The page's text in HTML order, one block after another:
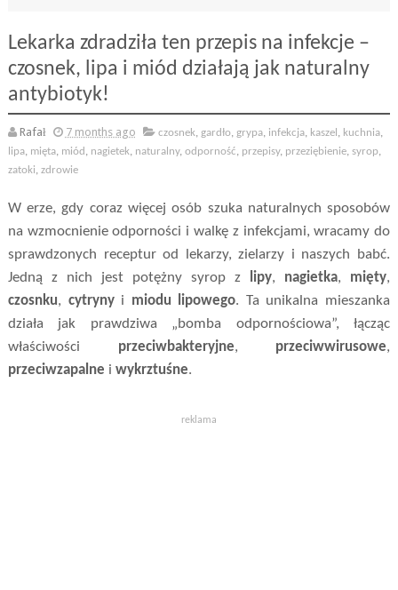
Lekarka zdradziła ten przepis na infekcje –
czosnek, lipa i miód działają jak naturalny
antybiotyk!
Rafał 7 months ago czosnek, gardło, grypa, infekcja, kaszel , kuchnia,
lipa, mięta, miód , nagietek, naturalny, odporność, przepisy, przeziębienie, syrop,
zatoki, zdrowie
W erze, gdy coraz więcej osób szuka naturalnych sposobów
na wzmocnienie odporności i walkę z infekcjami, wracamy do
sprawdzonych receptur od lekarzy, zielarzy i naszych babć.
Jedną z nich jest potężny syrop z
lipy, nagietka, mięty,
czosnku, cytrynyi miodu lipowego. Ta unikalna mieszanka
działa jak prawdziwa „bomba odpornościowa”, łącząc
właściwości przeciwbakteryjne, przeciwwirusowe,
przeciwzapalne i wykrztuśne.
reklama